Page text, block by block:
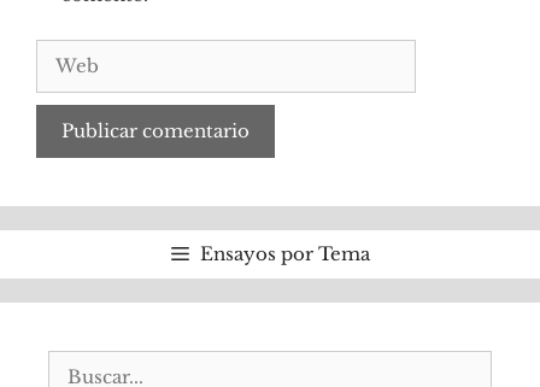
Web
Ensayos por Tema
Buscar: